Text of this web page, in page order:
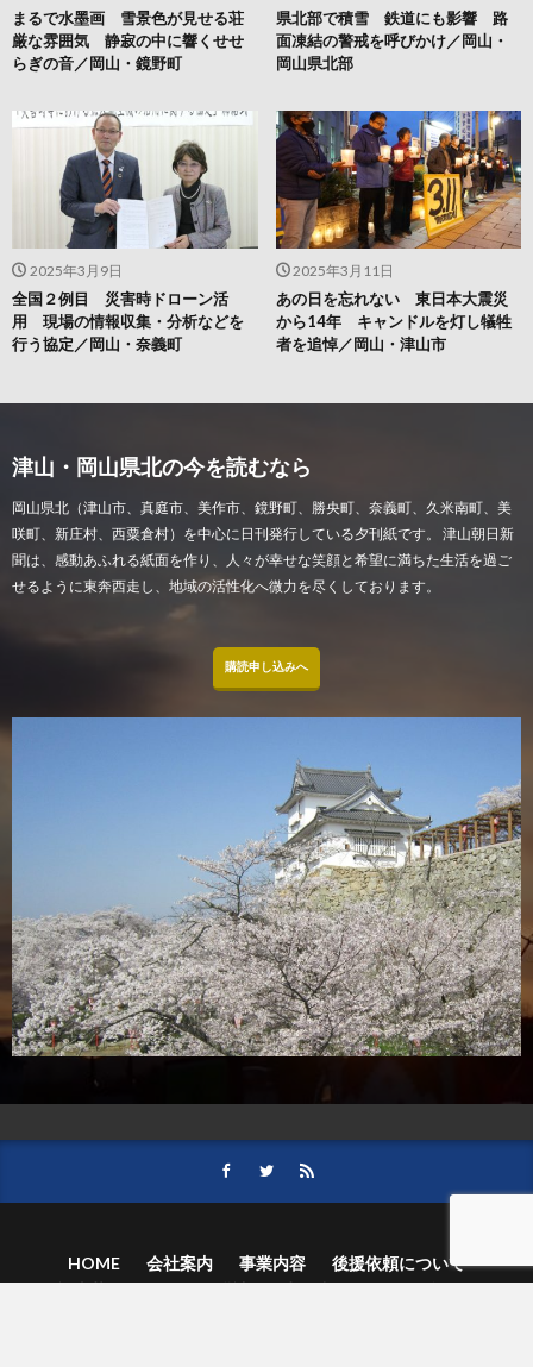
2025年3月11日
あの日を忘れない 東日本大震災
から14年 キャンドルを灯し犠牲
者を追悼／岡山・津山市
2025年3月9日
全国２例目 災害時ドローン活
用 現場の情報収集・分析などを
行う協定／岡山・奈義町
県北部で積雪 鉄道にも影響 路
面凍結の警戒を呼びかけ／岡山・
岡山県北部
まるで水墨画 雪景色が見せる荘
厳な雰囲気 静寂の中に響くせせ
らぎの音／岡山・鏡野町
津山・岡山県北の今を読むなら
岡山県北（津山市、真庭市、美作市、鏡野町、勝央町、奈義町、久米南町、美
咲町、新庄村、西粟倉村）を中心に日刊発行している夕刊紙です。 津山朝日新
聞は、感動あふれる紙面を作り、人々が幸せな笑顔と希望に満ちた生活を過ご
せるように東奔西走し、地域の活性化へ微力を尽くしております。
購読申し込みへ
HOME 会社案内 事業内容
後援依頼について